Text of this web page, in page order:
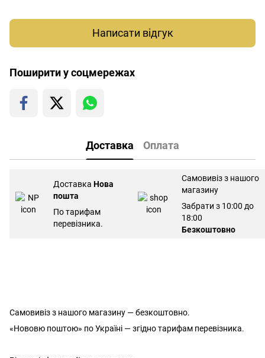
Написати відгук
Поширити у соцмережах
Доставка Оплата
Доставка Нова
пошта
По тарифам
перевізника.
Самовивіз з нашого
магазину
Забрати з 10:00 до
18:00
Безкоштовно
Самовивіз з нашого магазину — безкоштовно.
«Нововю поштою» по Україні — згідно тарифам перевізника.